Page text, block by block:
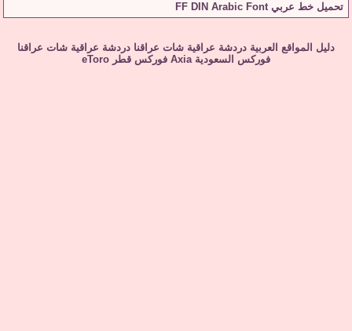
تحميل خط عربي FF DIN Arabic Font
دليل المواقع العربية دردشة عراقية شات عراقنا دردشة عراقية شات عراقنا
فوركس السعودية Axia فوركس قطر eToro